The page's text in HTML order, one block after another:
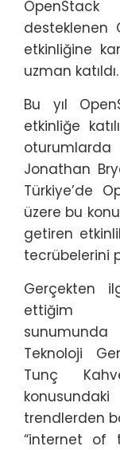
desteklenen
etkinliğine
uzman katıldı.
Bu yıl
etkinliğe
oturumlarda
Jonathan
Türkiye’de
üzere bu
getiren
tecrübelerini
Gerçekten
ettiğim
Teknoloji
Tunç
trendlerden
“internet of